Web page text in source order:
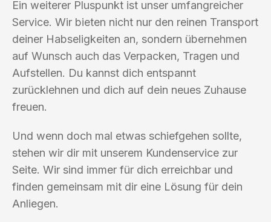
Ein weiterer Pluspunkt ist unser umfangreicher
Service. Wir bieten nicht nur den reinen Transport
deiner Habseligkeiten an, sondern übernehmen
auf Wunsch auch das Verpacken, Tragen und
Aufstellen. Du kannst dich entspannt
zurücklehnen und dich auf dein neues Zuhause
freuen.
Und wenn doch mal etwas schiefgehen sollte,
stehen wir dir mit unserem Kundenservice zur
Seite. Wir sind immer für dich erreichbar und
finden gemeinsam mit dir eine Lösung für dein
Anliegen.